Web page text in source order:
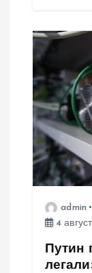
admin
4
Путин